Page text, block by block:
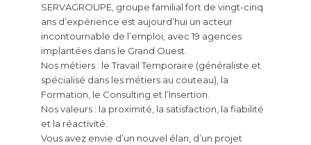
SERVAGROUPE, groupe familial fort de vingt-cinq
ans d’expérience est aujourd’hui un acteur
incontournable de l’emploi, avec 19 agences
implantées dans le Grand Ouest.
Nos métiers : le Travail Temporaire (généraliste et
spécialisé dans les métiers au couteau), la
Formation, le Consulting et l’Insertion.
Nos valeurs : la proximité, la satisfaction, la fiabilité
et la réactivité.
Vous avez envie d’un nouvel élan, d’un projet